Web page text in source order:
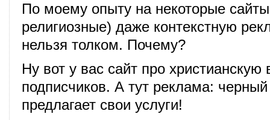
По моему опыту на некоторые
религиозные) даже контекстную
нельзя толком. Почему?
Ну вот у вас сайт про христианскую
подписчиков. А тут реклама:
предлагает свои услуги!